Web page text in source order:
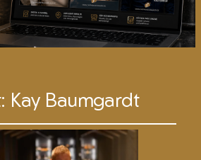
Kay Baumgardt